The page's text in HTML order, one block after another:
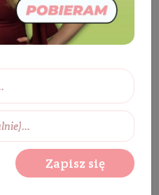
BESTSELLER
PROMOCJA
Zapisz się